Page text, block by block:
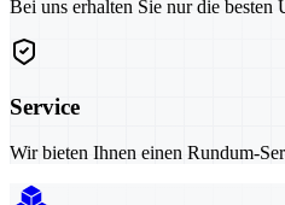
Bei uns erhalten Sie nur die besten
Service
Wir bieten Ihnen einen Rundum-